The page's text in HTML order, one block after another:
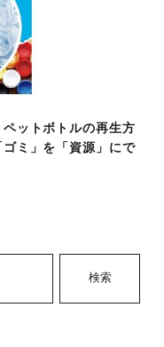
ットボトルの再生方
ミ」を「資源」にで
検索